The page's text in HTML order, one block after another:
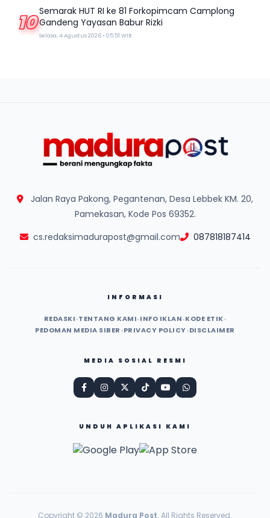
10 Semarak HUT RI ke 81 Forkopimcam Camplong
Gandeng Yayasan Babur Rizki
Selasa, 4 Agustus 2026 • 05:51 WIB
Jalan Raya Pakong, Pegantenan, Desa Lebbek KM. 20,
Pamekasan, Kode Pos 69352.
cs.redaksimadurapost@gmail.com
087818187414
INFORMASI
REDASKI•TENTANG KAMI•INFO IKLAN•KODE ETIK•
PEDOMAN MEDIA SIBER•PRIVACY POLICY•DISCLAIMER
MEDIA SOSIAL RESMI
UNDUH APLIKASI KAMI
Copyright © 2026 Madura Post. All Rights Reserved.